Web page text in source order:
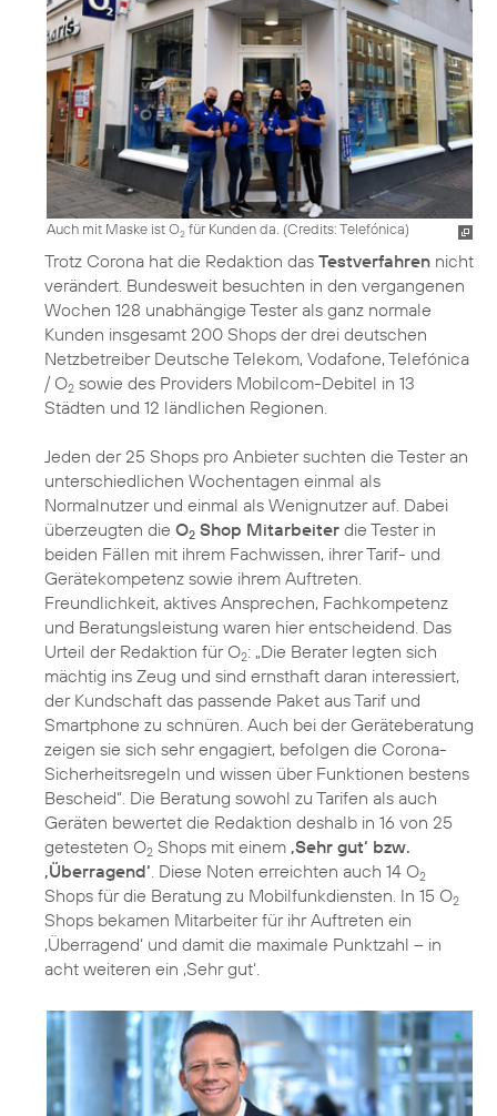
Auch mit Maske ist O2 für Kunden da. (Credits: Telefónica)
Trotz Corona hat die Redaktion das Testverfahren nicht
verändert. Bundesweit besuchten in den vergangenen
Wochen 128 unabhängige Tester als ganz normale
Kunden insgesamt 200 Shops der drei deutschen
Netzbetreiber Deutsche Telekom, Vodafone, Telefónica
/ O2 sowie des Providers Mobilcom-Debitel in 13
Städten und 12 ländlichen Regionen.
Jeden der 25 Shops pro Anbieter suchten die Tester an
unterschiedlichen Wochentagen einmal als
Normalnutzer und einmal als Wenignutzer auf. Dabei
überzeugten die O2 Shop Mitarbeiter die Tester in
beiden Fällen mit ihrem Fachwissen, ihrer Tarif- und
Gerätekompetenz sowie ihrem Auftreten.
Freundlichkeit, aktives Ansprechen, Fachkompetenz
und Beratungsleistung waren hier entscheidend. Das
Urteil der Redaktion für O2: „Die Berater legten sich
mächtig ins Zeug und sind ernsthaft daran interessiert,
der Kundschaft das passende Paket aus Tarif und
Smartphone zu schnüren. Auch bei der Geräteberatung
zeigen sie sich sehr engagiert, befolgen die Corona-
Sicherheitsregeln und wissen über Funktionen bestens
Bescheid“. Die Beratung sowohl zu Tarifen als auch
Geräten bewertet die Redaktion deshalb in 16 von 25
getesteten O2 Shops mit einem ‚Sehr gut‘ bzw.
‚Überragend‘ . Diese Noten erreichten auch 14 O2
Shops für die Beratung zu Mobilfunkdiensten. In 15 O2
Shops bekamen Mitarbeiter für ihr Auftreten ein
‚Überragend‘ und damit die maximale Punktzahl – in
acht weiteren ein ‚Sehr gut‘.